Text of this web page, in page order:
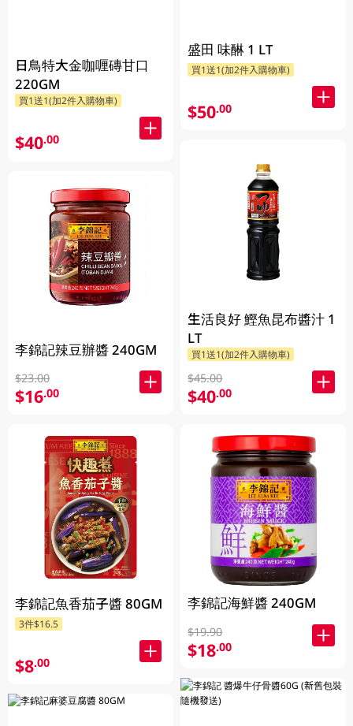
日鳥特大金咖喱磚甘口
220GM
買1送1(加2件入購物車)
$40.00
李錦記辣豆辦醬 240GM
$23.00
$16.00
李錦記魚香茄子醬 80GM
3件$16.5
$8.00
盛田 味醂 1 LT
買1送1(加2件入購物車)
$50.00
生活良好 鰹魚昆布醬汁 1
LT
買1送1(加2件入購物車)
$45.00
$40.00
李錦記海鮮醬 240GM
$19.90
$18.00